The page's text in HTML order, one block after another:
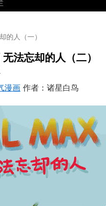
的人（一）
法忘却的人（二）
漫画 作者：诸星白鸟